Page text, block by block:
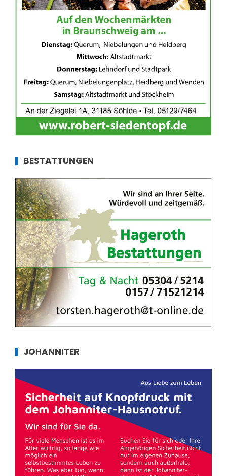
BESTATTUNGEN
JOHANNITER